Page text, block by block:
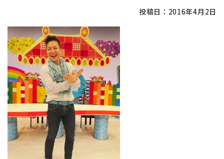
投稿日：2016年4月2日